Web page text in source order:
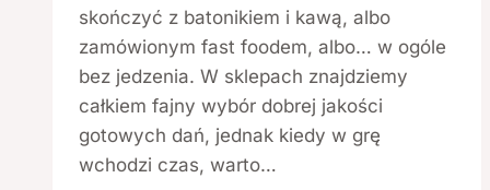
skończyć z batonikiem i kawą, albo
zamówionym fast foodem, albo… w ogóle
bez jedzenia. W sklepach znajdziemy
całkiem fajny wybór dobrej jakości
gotowych dań, jednak kiedy w grę
wchodzi czas, warto…